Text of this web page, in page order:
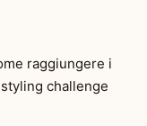
raggiungere i
challenge